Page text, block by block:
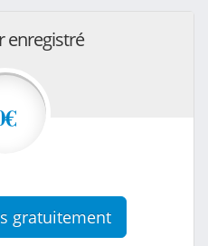
enregistré
gratuitement